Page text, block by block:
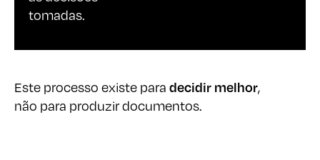
não para produzir documentos.